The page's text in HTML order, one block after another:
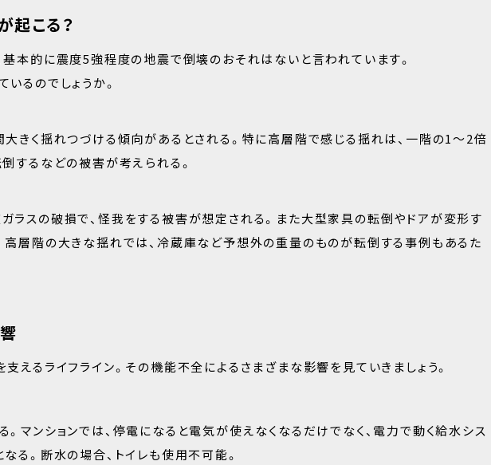
起こる？
基本的に震度5強程度の地震で倒壊のおそれはないと言われています。
るのでしょうか。
大きく揺れつづける傾向があるとされる。特に高層階で感じる揺れは、一階の1～2倍
するなどの被害が考えられる。
ラスの破損で、怪我をする被害が想定される。また大型家具の転倒やドアが変形す
高層階の大きな揺れでは、冷蔵庫など予想外の重量のものが転倒する事例もあるた
えるライフライン。その機能不全によるさまざまな影響を見ていきましょう。
マンションでは、停電になると電気が使えなくなるだけでなく、電力で動く給水シス
る。断水の場合、トイレも使用不可能。